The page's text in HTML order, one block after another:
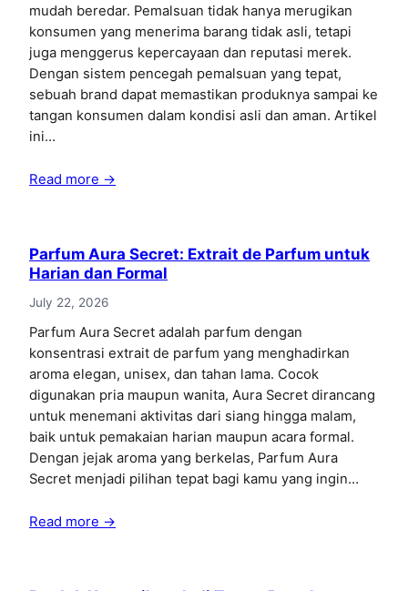
mudah beredar. Pemalsuan tidak hanya merugikan
konsumen yang menerima barang tidak asli, tetapi
juga menggerus kepercayaan dan reputasi merek.
Dengan sistem pencegah pemalsuan yang tepat,
sebuah brand dapat memastikan produknya sampai ke
tangan konsumen dalam kondisi asli dan aman. Artikel
ini…
Read more →
Parfum Aura Secret: Extrait de Parfum untuk
Harian dan Formal
July 22, 2026
Parfum Aura Secret adalah parfum dengan
konsentrasi extrait de parfum yang menghadirkan
aroma elegan, unisex, dan tahan lama. Cocok
digunakan pria maupun wanita, Aura Secret dirancang
untuk menemani aktivitas dari siang hingga malam,
baik untuk pemakaian harian maupun acara formal.
Dengan jejak aroma yang berkelas, Parfum Aura
Secret menjadi pilihan tepat bagi kamu yang ingin…
Read more →